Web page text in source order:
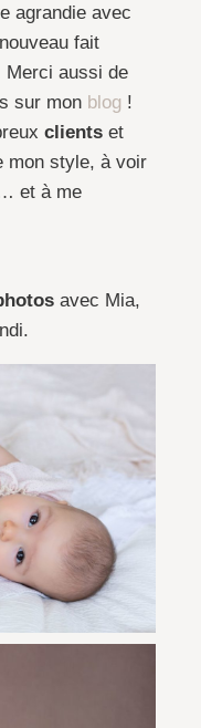
agrandie avec
fait
Merci aussi de
sur mon blog !
clients et
mon style, à voir
et à me
avec Mia,